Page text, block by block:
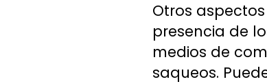
Otros
presencia de
medios de
saqueos.